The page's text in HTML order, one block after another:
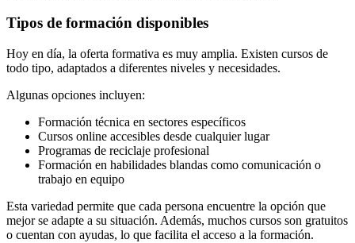
Tipos de formación disponibles
Hoy en día, la oferta formativa es muy amplia. Existen cursos de
todo tipo, adaptados a diferentes niveles y necesidades.
Algunas opciones incluyen:
Formación técnica en sectores específicos
Cursos online accesibles desde cualquier lugar
Programas de reciclaje profesional
Formación en habilidades blandas como comunicación o
trabajo en equipo
Esta variedad permite que cada persona encuentre la opción que
mejor se adapte a su situación. Además, muchos cursos son gratuitos
o cuentan con ayudas, lo que facilita el acceso a la formación.